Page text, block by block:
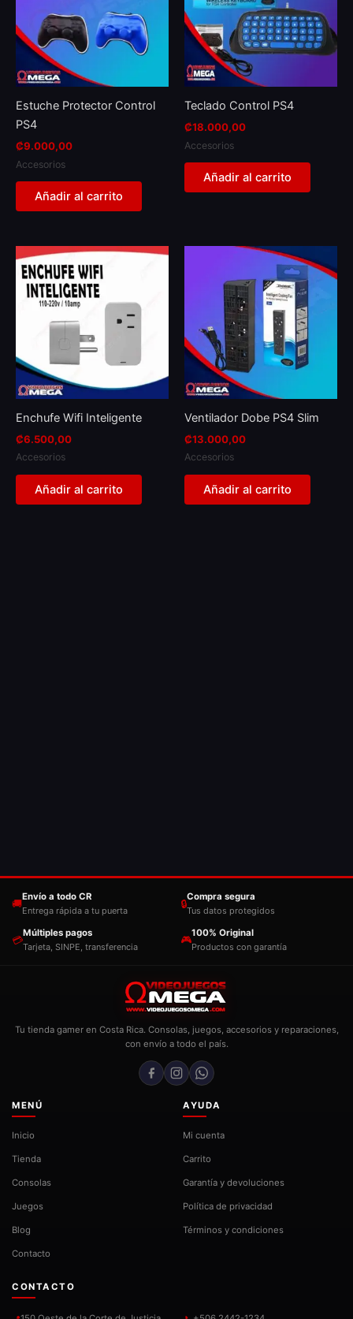
Estuche Protector Control
PS4
₡9.000,00
Accesorios
Añadir al carrito
Teclado Control PS4
₡18.000,00
Accesorios
Añadir al carrito
Enchufe Wifi Inteligente
₡6.500,00
Accesorios
Añadir al carrito
Ventilador Dobe PS4 Slim
₡13.000,00
Accesorios
Añadir al carrito
🚚
Envío a todo CR
Entrega rápida a tu puerta
🔒
Compra segura
Tus datos protegidos
💳
Múltiples pagos
Tarjeta, SINPE, transferencia
🎮
100% Original
Productos con garantía
Tu tienda gamer en Costa Rica. Consolas, juegos, accesorios y reparaciones,
con envío a todo el país.
MENÚ
Inicio
Tienda
Consolas
Juegos
Blog
Contacto
AYUDA
Mi cuenta
Carrito
Garantía y devoluciones
Política de privacidad
Términos y condiciones
CONTACTO